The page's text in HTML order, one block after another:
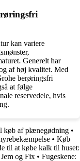
kan variere
Generelt har
af høj kvalitet. Med
berøringsfri
at følge
reservedele, hvis
køb af plænegødning •
• Køb
til at købe kalk til huset:
og Fix • Fugeskene: